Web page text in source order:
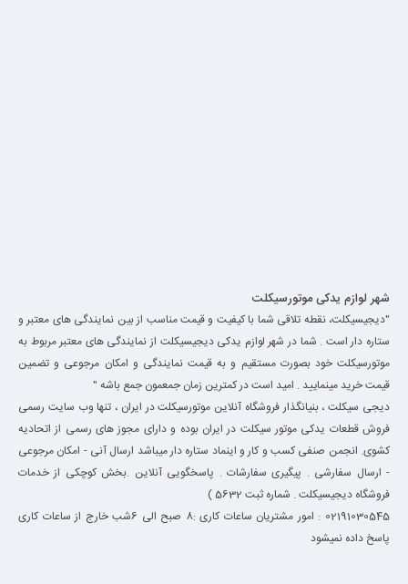
شهر لوازم یدکی موتورسیکلت
"دیجیسیکلت، نقطه تلاقی شما با کیفیت و قیمت مناسب از بین نمایندگی های معتبر و
ستاره دار است . شما در شهر لوازم یدکی دیجیسیکلت از نمایندگی های معتبر مربوط به
موتورسیکلت خود بصورت مستقیم و به قیمت نمایندگی و امکان مرجوعی و تضمین
قیمت خرید مینمایید . امید است در کمترین زمان جمعمون جمع باشه "
دیجی سیکلت ، بنیانگذار فروشگاه آنلاین موتورسیکلت در ایران ، تنها وب سایت رسمی
فروش قطعات یدکی موتور سیکلت در ایران بوده و دارای مجوز های رسمی از اتحادیه
کشوی. انجمن صنفی کسب و کار و اینماد ستاره دار میباشد ارسال آنی - امکان مرجوعی
- ارسال سفارشی . پیگیری سفارشات . پاسخگویی آنلاین .بخش کوچکی از خدمات
فروشگاه دیجیسیکلت . شماره ثبت 5632 )
02191030545 : امور مشتریان ساعات کاری :8 صبح الی 6شب خارج از ساعات کاری
پاسخ داده نمیشود